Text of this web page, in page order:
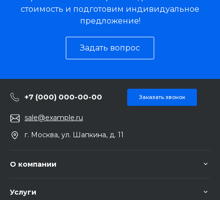
стоимость и подготовим индивидуальное
предложение!
Задать вопрос
+7 (000) 000-00-00 Заказать звонок
sale@example.ru
г. Москва, ул. Шапкина, д. 11
О компании
Услуги